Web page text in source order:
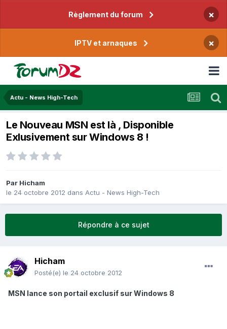
Règlement du forum ×
IPTV et arnaques ×
Actu - News High-Tech
Le Nouveau MSN est là , Disponible
Exlusivement sur Windows 8 !
Par Hicham
le 24 octobre 2012 dans Actu - News High-Tech
Répondre à ce sujet
Hicham
Posté(e) le 24 octobre 2012
MSN lance son portail exclusif sur Windows 8